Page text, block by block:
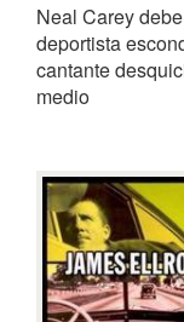
Neal Carey
deportista
cantante
medio